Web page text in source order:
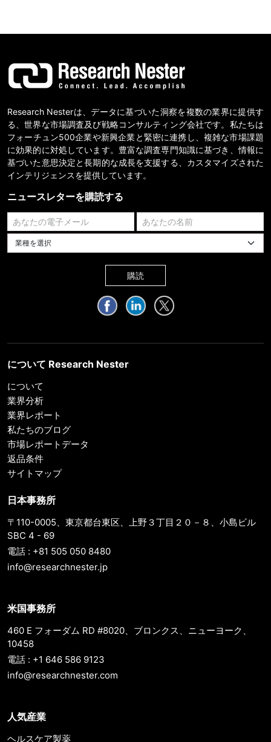
Research Nesterは、データに基づいた洞察を複数の業界に提供す
る、世界な市場調査及び戦略コンサルティング会社です。私たちは
フォーチュン500企業や新興企業と緊密に連携し、複雑な市場課題
に効果的に対処しています。豊富な調査専門知識に基づき、情報に
基づいた意思決定と長期的な成長を支援する、カスタマイズされた
インテリジェンスを提供しています。
ニュースレターを購読する
業種を選択してください
購読
について Research Nester
について
業界分析
業界レポート
私たちのブログ
市場レポートデータ
返品条件
サイトマップ
日本事務所
〒110-0005、東京都台東区、上野３丁目２０－８、小島ビル
SBC 4 - 69
電話 : +81 505 050 8480
info@researchnester.jp
米国事務所
460 E フォーダム RD #8020、ブロンクス、ニューヨーク、
10458
電話 : +1 646 586 9123
info@researchnester.com
人気産業
ヘルスケア製薬